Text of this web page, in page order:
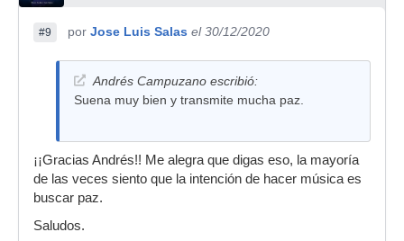
#9 por Jose Luis Salas el 30/12/2020
Andrés Campuzano escribió:
Suena muy bien y transmite mucha paz.
¡¡Gracias Andrés!! Me alegra que digas eso, la mayoría
de las veces siento que la intención de hacer música es
buscar paz.
Saludos.